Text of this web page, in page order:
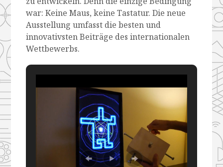
war: Keine Maus, keine Tastatur. Die neue
Ausstellung umfasst die besten und
innovativsten Beiträge des internationalen
Wettbewerbs.